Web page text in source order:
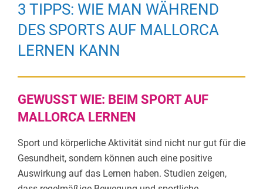
3 TIPPS: WIE MAN WÄHREND
DES SPORTS AUF MALLORCA
LERNEN KANN
GEWUSST WIE: BEIM SPORT AUF
MALLORCA LERNEN
Sport und körperliche Aktivität sind nicht nur gut für die
Gesundheit, sondern können auch eine positive
Auswirkung auf das Lernen haben. Studien zeigen,